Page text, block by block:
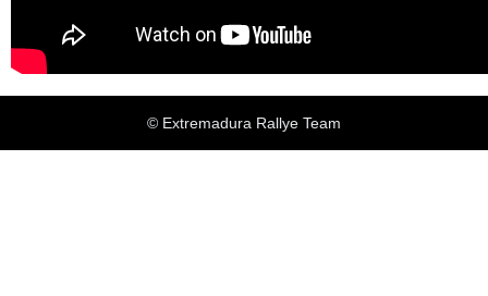
© Extremadura Rallye Team